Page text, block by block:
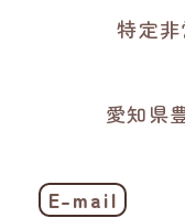
特定
愛知県
E-mail